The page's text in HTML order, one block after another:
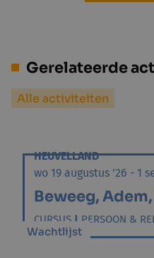
Gerelateerde
Alle activiteiten
HEUVELLAND
wo 19 augustus '26 - 1
Beweeg,
CURSUS | PERSOON &
Wachtlijst